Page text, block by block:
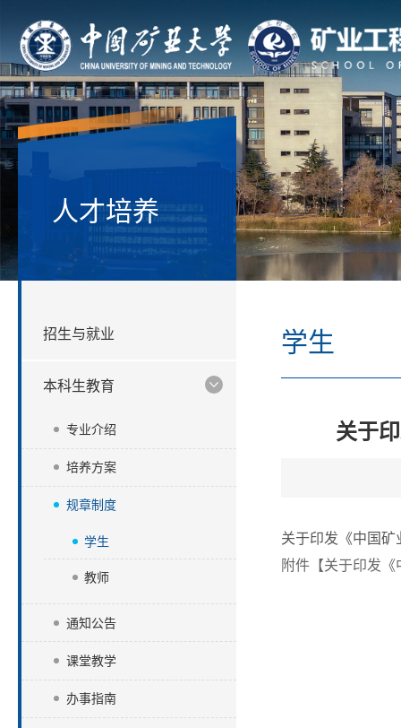
人才培养
招生与就业
本科生教育
专业介绍
培养方案
规章制度
学生
教师
通知公告
课堂教学
办事指南
学生
关于
关于印发《中国
附件【关于印发《